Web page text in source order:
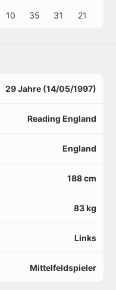
10 35 31 21
29 Jahre (14/05/1997)
Reading England
England
188 cm
83 kg
Links
Mittelfeldspieler